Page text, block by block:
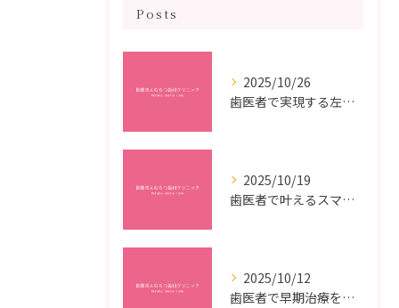
Posts
2025/10/26
歯医者で実現する左右対称治療のポイントと矯正治療選びの疑問解決ガイド
2025/10/19
歯医者で叶えるスマイルメイクオーバーなら福岡県福岡市博多区博多駅前の最新矯正治療解説
2025/10/12
歯医者で早期治療を受けるメリットと虫歯悪化を防ぐ最短ステップ